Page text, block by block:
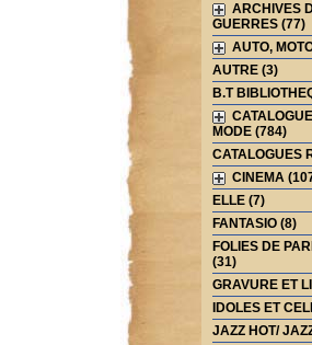
ARCHIVES
GUERRES (77)
AUTO,
AUTRE (3)
B.T
MODE (784)
CATALOGUES
CINEMA
ELLE (7)
FANTASIO (8)
FOLIES DE
(31)
GRAVURE ET
IDOLES ET
JAZZ HOT/